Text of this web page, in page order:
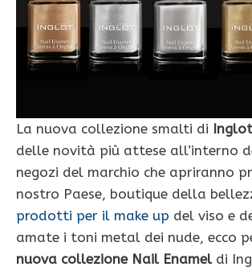
La nuova collezione smalti di Inglot
delle novità più attese all’interno
negozi del marchio che apriranno
nostro Paese, boutique della
prodotti per il make up del viso e
amate i toni metal dei nude, ecco
nuova collezione Nail Enamel di